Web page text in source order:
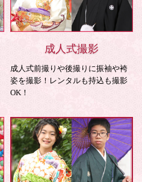
成人式撮影
成人式前撮りや後撮りに振袖や袴
姿を撮影！レンタルも持込も撮影
OK！